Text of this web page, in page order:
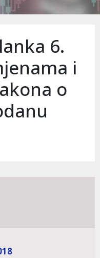
6.
i
o